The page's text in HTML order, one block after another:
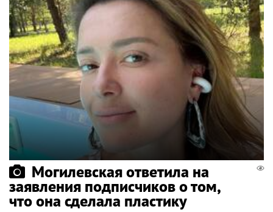
Могилевская ответила на
заявления подписчиков о том,
что она сделала пластику